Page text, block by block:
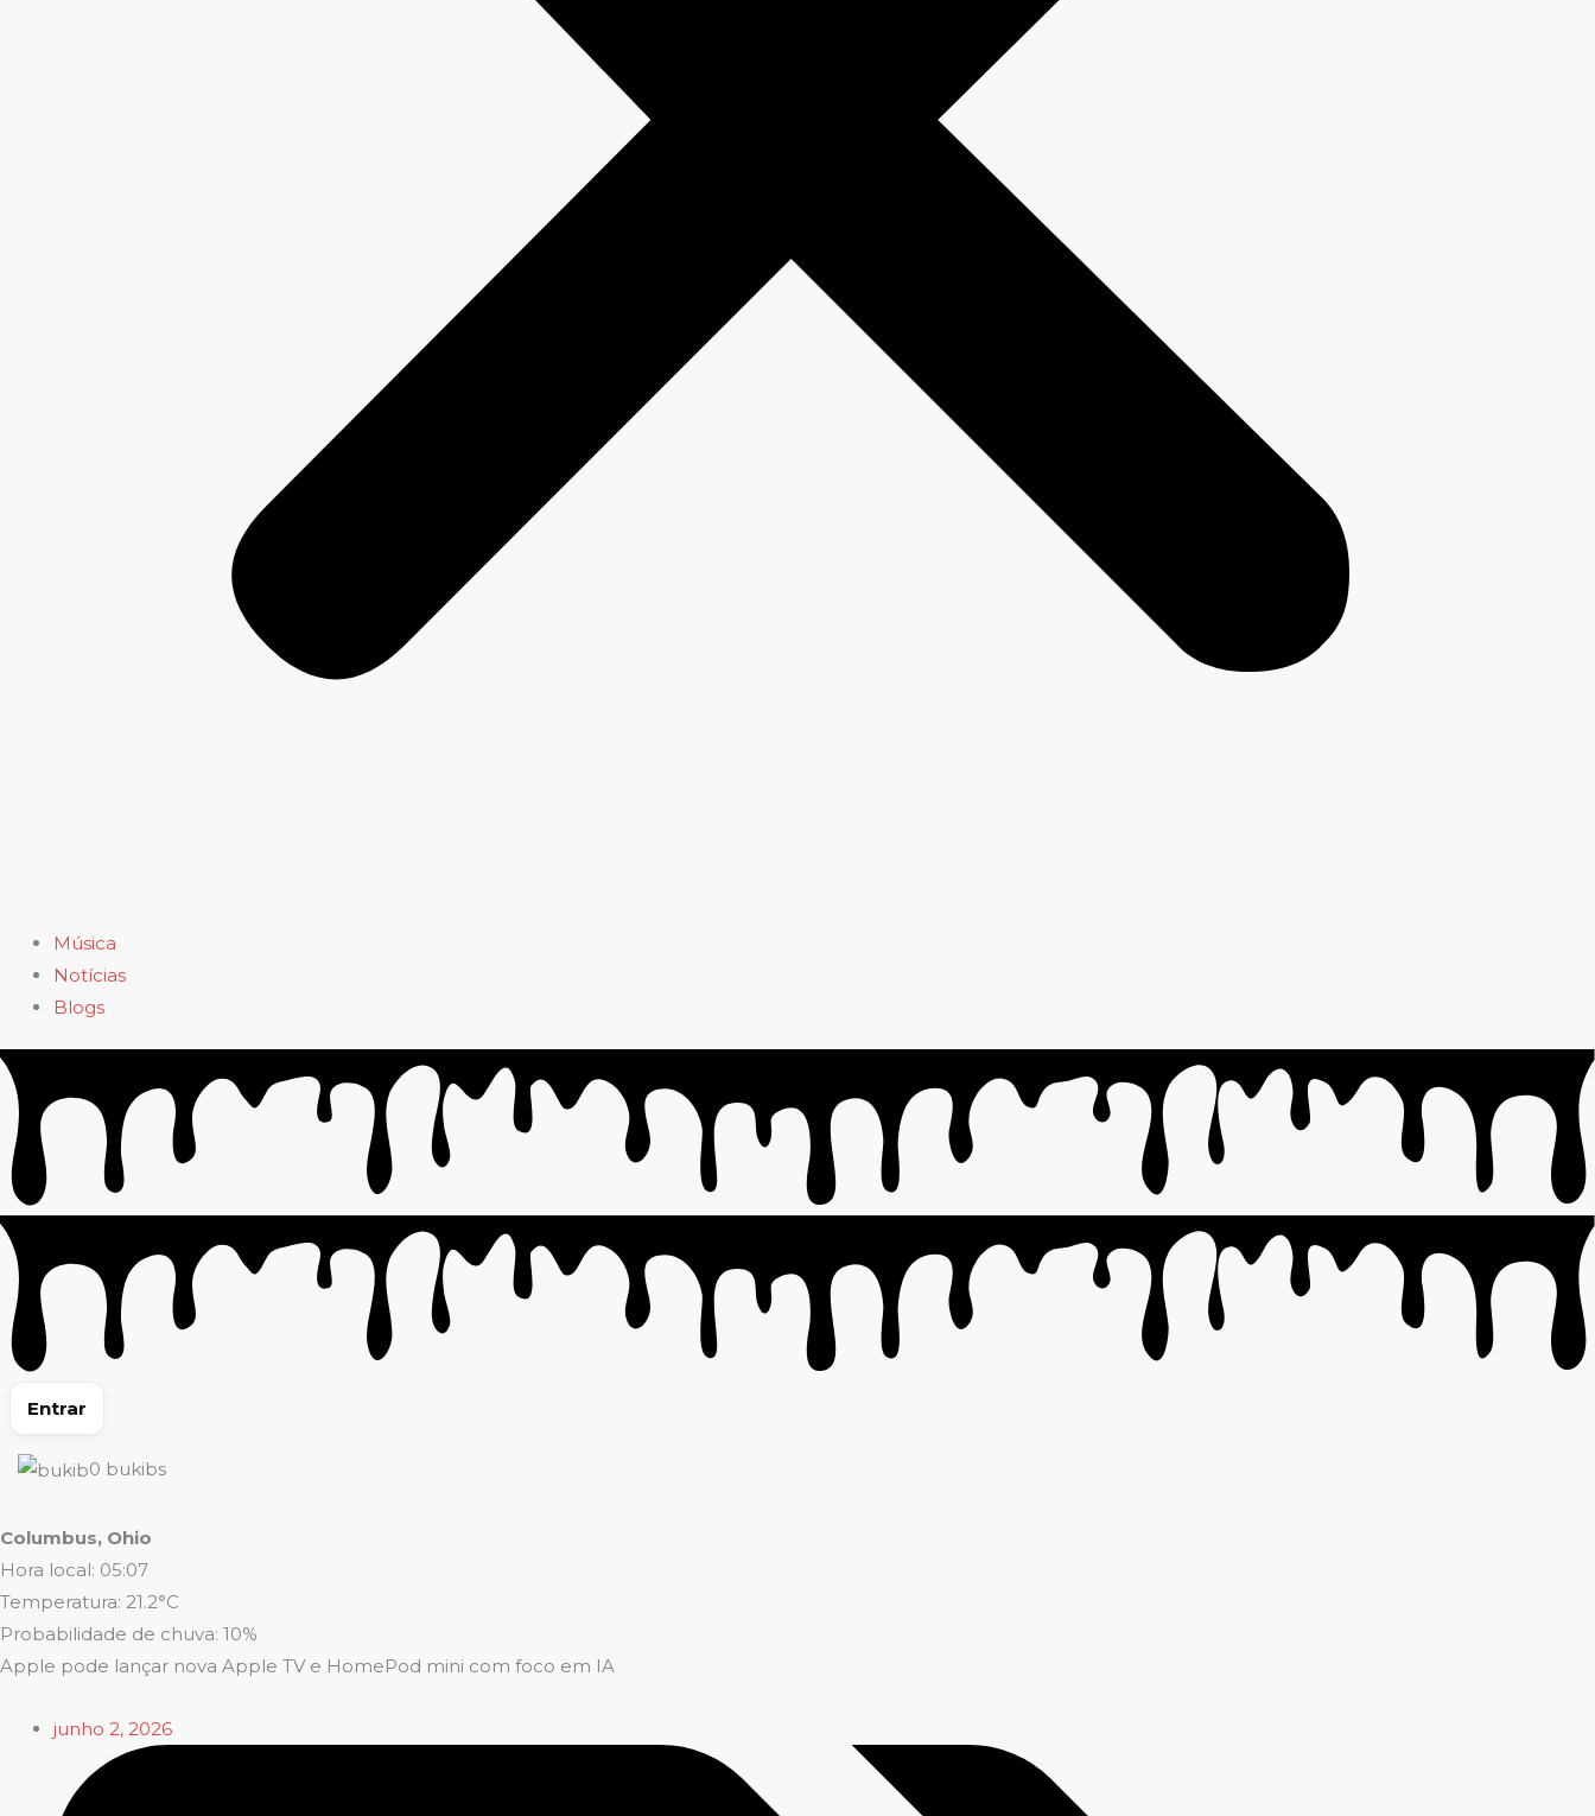
Música
Notícias
Blogs
Entrar
0 bukibs
Columbus, Ohio
Hora local: 05:07
Temperatura: 21.2°C
Probabilidade de chuva: 10%
Apple pode lançar nova Apple TV e HomePod mini com foco em IA
junho 2, 2026